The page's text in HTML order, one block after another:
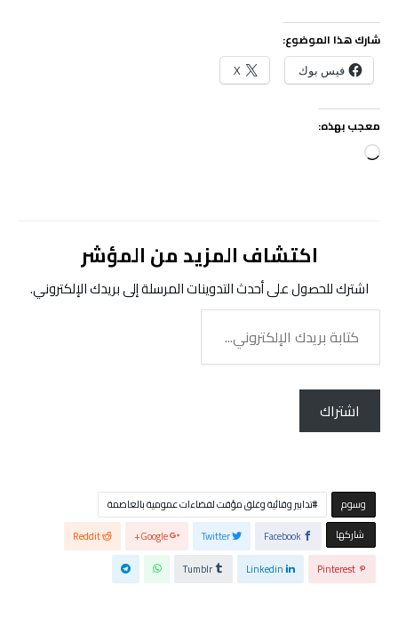
شارك هذا الموضوع:
فيس بوك X
معجب بهذه:
جاري
اكتشاف المزيد من المؤشر
اشترك للحصول على أحدث التدوينات المرسلة إلى بريدك الإلكتروني.
بريدك
الإلكتروني...
اشتراك
‫‫‫‫وسوم‬
تدابير وقائية وغلق مؤقت لفضاءات عمومية بالعاصمة
‫‫ شاركها‬
Facebook
Twitter
Google+
Reddit
Pinterest
Linkedin
Tumblr